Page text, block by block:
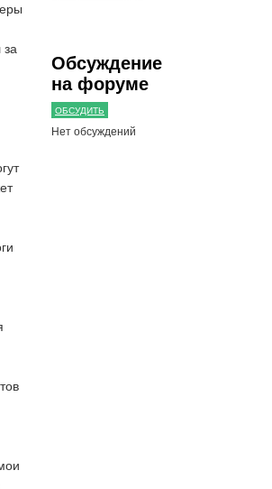
Обсуждение
на форуме
ОБСУДИТЬ
Нет обсуждений